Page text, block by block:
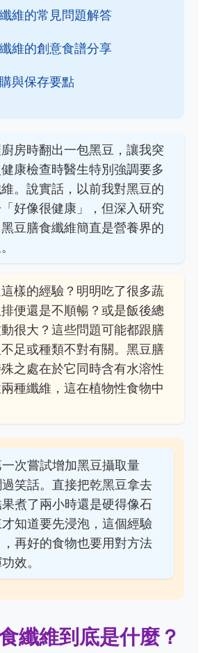
維的常見問題解答
維的創意食譜分享
與保存要點
房時翻出一包黑豆，讓我突
康檢查時醫生特別強調要多
。說實話，以前我對黑豆的
好像很健康」，但深入研究
豆膳食纖維簡直是營養界的
樣的經驗？明明吃了很多蔬
便還是不順暢？或是飯後總
很大？這些問題可能都跟膳
足或種類不對有關。黑豆膳
之處在於它同時含有水溶性
種纖維，這在植物性食物中
次嘗試增加黑豆攝取量
笑話。直接把乾黑豆拿去
煮了兩小時還是硬得像石
知道要先浸泡，這個經驗
再好的食物也要用對方法
效。
纖維到底是什麼？